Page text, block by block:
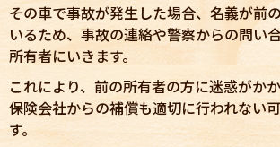
その車で事故が発生した場合、名義が前
いるため、事故の連絡や警察からの問い
所有者にいきます。
これにより、前の所有者の方に迷惑がか
保険会社からの補償も適切に行われない
す。